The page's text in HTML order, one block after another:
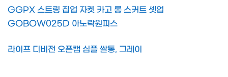
GGPX 스트링 집업 자켓 카고 롱 스커트 셋업
GOBOW025D 아노락원피스
라이프 디비전 오픈캡 심플 쌀통, 그레이